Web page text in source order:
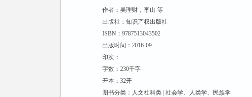
作者：吴理财，李山 等
出版社：知识产权出版社
ISBN：9787513043502
出版时间：2016-09
印次：
字数：230千字
开本：32开
图书分类：人文社科类 | 社会学、人类学、民族学